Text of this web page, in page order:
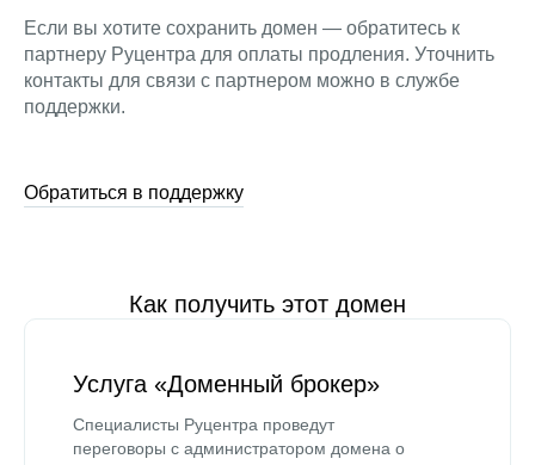
Если вы хотите сохранить домен — обратитесь к
партнеру Руцентра для оплаты продления. Уточнить
контакты для связи с партнером можно в службе
поддержки.
Обратиться в поддержку
Как получить этот домен
Услуга «Доменный брокер»
Специалисты Руцентра проведут
переговоры с администратором домена о